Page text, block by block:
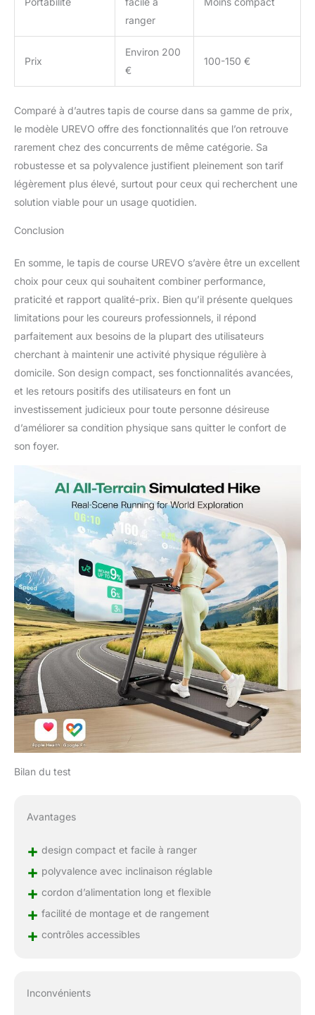
ranger
Prix
Environ 200
€
100-150 €
Comparé à d’autres tapis de course dans sa gamme de prix,
le modèle UREVO offre des fonctionnalités que l’on retrouve
rarement chez des concurrents de même catégorie. Sa
robustesse et sa polyvalence justifient pleinement son tarif
légèrement plus élevé, surtout pour ceux qui recherchent une
solution viable pour un usage quotidien.
Conclusion
En somme, le tapis de course UREVO s’avère être un excellent
choix pour ceux qui souhaitent combiner performance,
praticité et rapport qualité-prix. Bien qu’il présente quelques
limitations pour les coureurs professionnels, il répond
parfaitement aux besoins de la plupart des utilisateurs
cherchant à maintenir une activité physique régulière à
domicile. Son design compact, ses fonctionnalités avancées,
et les retours positifs des utilisateurs en font un
investissement judicieux pour toute personne désireuse
d’améliorer sa condition physique sans quitter le confort de
son foyer.
Bilan du test
Avantages
+ design compact et facile à ranger
+ polyvalence avec inclinaison réglable
+ cordon d’alimentation long et flexible
+ facilité de montage et de rangement
+ contrôles accessibles
Inconvénients